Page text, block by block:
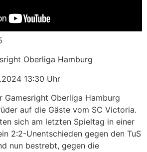
Oberliga Hamburg
13:30 Uhr
Gamesright Oberliga Hamburg
auf die Gäste vom SC Victoria.
sich am letzten Spieltag in einer
2:2-Unentschieden gegen den TuS
nun bestrebt, gegen die